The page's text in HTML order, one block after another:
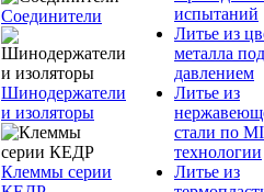
Соединители
Шинодержатели
и изоляторы
Клеммы серии
испытаний
Литье из
металла под
давлением
Литье из
стали по
технологии
Литье из